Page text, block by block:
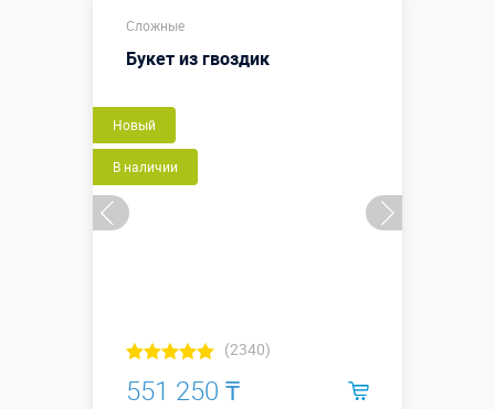
Сложные
Букет из гвоздик
Новый
В наличии
(2340)
551 250 ₸